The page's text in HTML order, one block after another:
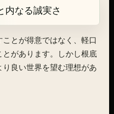
内なる誠実さ
とが得意ではなく、軽口
があります。しかし根底
良い世界を望む理想があ